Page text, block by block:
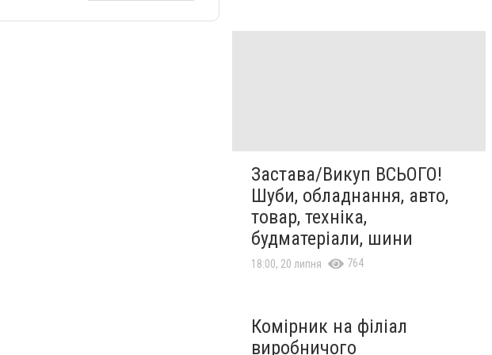
Застава/Викуп ВСЬОГО!
Шуби, обладнання, авто,
товар, техніка,
будматеріали, шини
18:00, 20 липня 764
Комірник на філіал
виробничого